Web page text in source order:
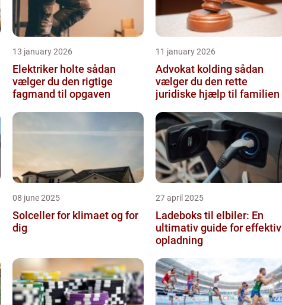
13 january 2026
Elektriker holte sådan
vælger du den rigtige
fagmand til opgaven
11 january 2026
Advokat kolding sådan
vælger du den rette
juridiske hjælp til familien
08 june 2025
Solceller for klimaet og for
dig
27 april 2025
Ladeboks til elbiler: En
ultimativ guide for effektiv
opladning